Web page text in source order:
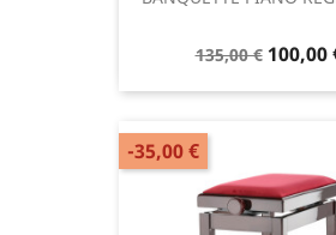
135,00 € 100,00
-35,00 €